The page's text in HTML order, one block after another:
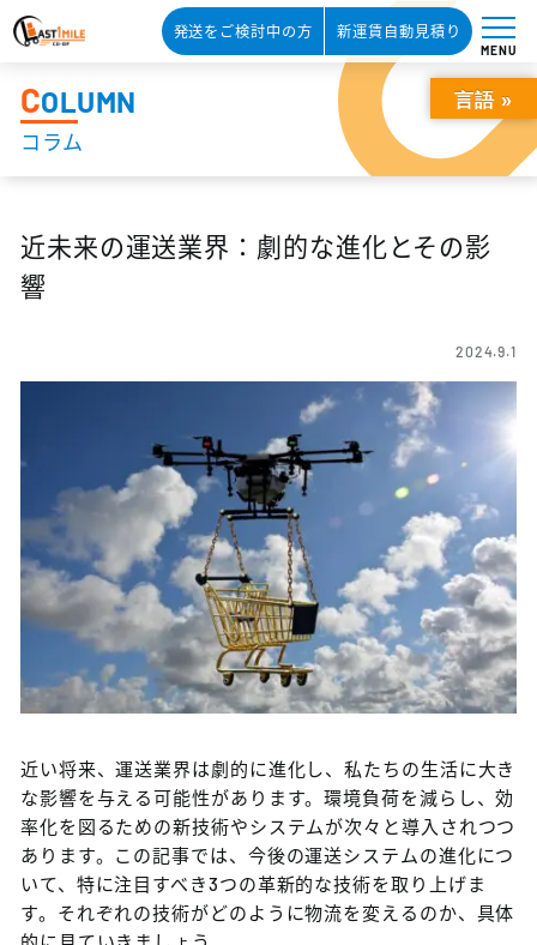
発送をご検討中の方 新運賃自動見積り
MENU
COLUMN
コラム
近未来の運送業界：劇的な進化とその影
響
2024.9.1
近い将来、運送業界は劇的に進化し、私たちの生活に大き
な影響を与える可能性があります。環境負荷を減らし、効
率化を図るための新技術やシステムが次々と導入されつつ
あります。この記事では、今後の運送システムの進化につ
いて、特に注目すべき3つの革新的な技術を取り上げま
す。それぞれの技術がどのように物流を変えるのか、具体
言語 »